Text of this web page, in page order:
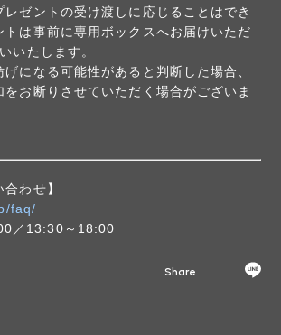
ゼントの受け渡しに応じることはでき
トは事前に専用ボックスへお届けいただ
いたします。
になる可能性があると判断した場合、
をお断りさせていただく場合がございま
合わせ】
faq/
／13:30～18:00
Share